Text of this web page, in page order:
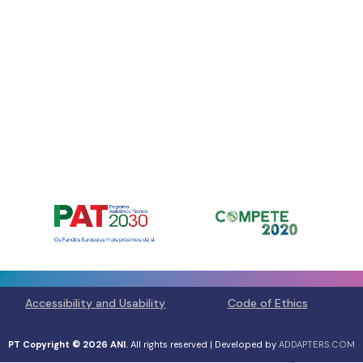
neste site.
Accessibility and Usability Code of Ethics
PT Copyright © 2026 ANI. All rights reserved | Developed by ADDAPTERS.COM